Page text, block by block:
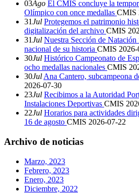
03Ago El CMIS concluye la
Olímpico con once medallas CMIS
31Jul Protegemos el patrimonio
digitalización del archivo CMIS
31Jul Nuestra Sección de
nacional de su historia CMIS 2026-
30Jul Histórico Campeonato de
ocho medallas nacionales CMIS
30Jul Ana Cantero, subcampeona
2026-07-30
23Jul Recibimos a la Autoridad
Instalaciones Deportivas CMIS
22Jul Horarios para actividades
16 de agosto CMIS 2026-07-22
Archivo de noticias
Marzo, 2023
Febrero, 2023
Enero, 2023
Diciembre, 2022